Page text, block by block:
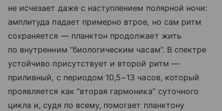
не исчезает даже с наступлением полярной ночи:
амплитуда падает примерно втрое, но сам ритм
сохраняется — планктон продолжает жить
по внутренним “биологическим часам”. В спектре
устойчиво присутствует и второй ритм —
приливный, с периодом 10,5−13 часов, который
проявляется как “вторая гармоника” суточного
цикла и, судя по всему, помогает планктону